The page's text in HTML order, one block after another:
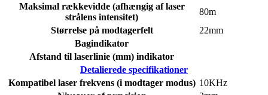
Maksimal rækkevidde (afhængig af laser
strålens intensitet)
80m
Størrelse på modtagerfelt
22mm
Bagindikator
Afstand til laserlinie (mm) indikator
Detalierede specifikationer
Kompatibel laser frekvens (i modtager modus) 10KHz